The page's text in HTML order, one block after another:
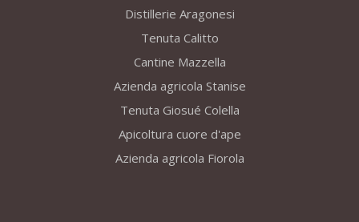
Distillerie Aragonesi
Tenuta Calitto
Cantine Mazzella
Azienda agricola Stanise
Tenuta Giosué Colella
Apicoltura cuore d'ape
Azienda agricola Fiorola